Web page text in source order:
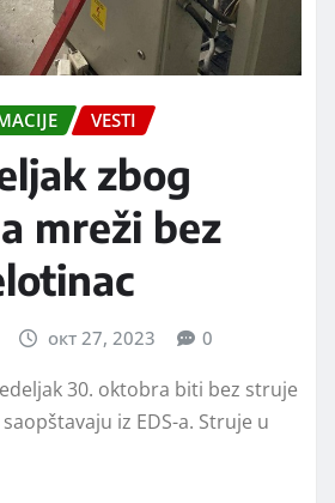
VESTI
zbog
mreži bez
окт 27, 2023 0
30. oktobra biti bez struje
iz EDS-a. Struje u